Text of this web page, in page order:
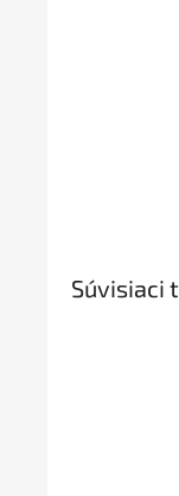
Súvisiaci